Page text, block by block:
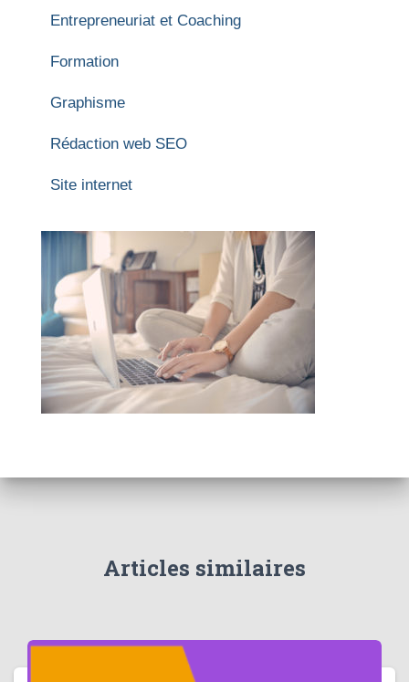
Entrepreneuriat et Coaching
Formation
Graphisme
Rédaction web SEO
Site internet
Articles similaires